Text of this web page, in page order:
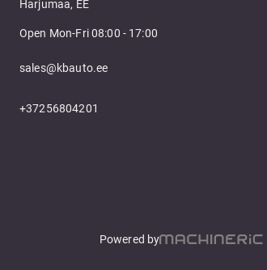
Harjumaa, EE
Open Mon-Fri 08:00 - 17:00
sales@kbauto.ee
+37256804201
Powered by